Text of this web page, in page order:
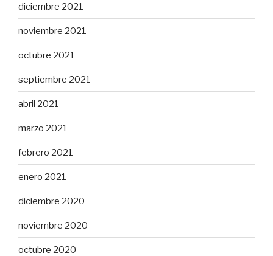
diciembre 2021
noviembre 2021
octubre 2021
septiembre 2021
abril 2021
marzo 2021
febrero 2021
enero 2021
diciembre 2020
noviembre 2020
octubre 2020